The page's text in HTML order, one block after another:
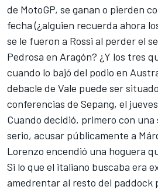
de MotoGP, se ganan o pierden
fecha (¿alguien recuerda ahora
se le fueron a Rossi al perder el
Pedrosa en Aragón? ¿Y los tres
cuando lo bajó del podio en
debacle de Vale puede ser
conferencias de Sepang, el
Cuando decidió, primero con una
serio, acusar públicamente a
Lorenzo encendió una hoguera
Si lo que el italiano buscaba era
amedrentar al resto del paddock